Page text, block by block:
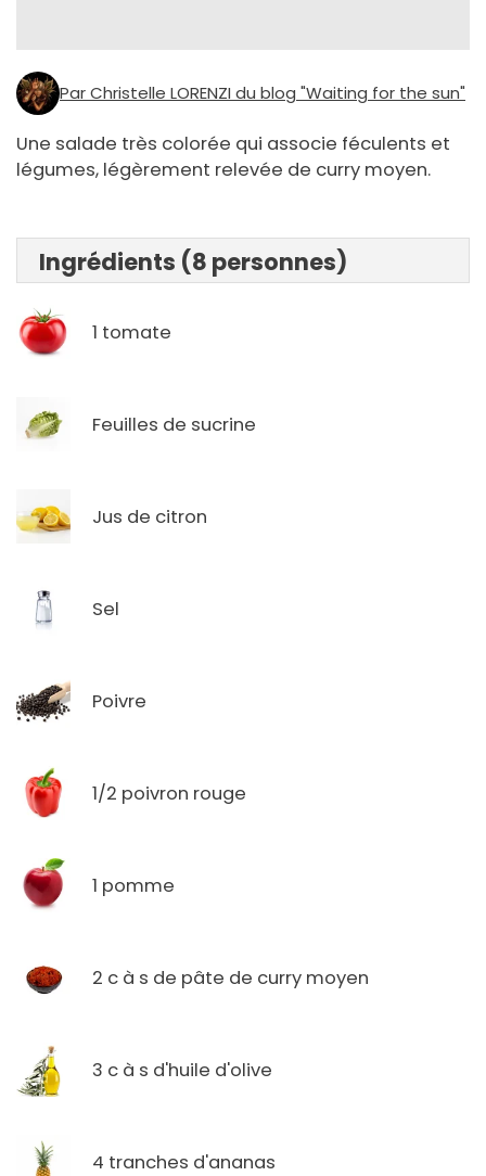
Par Christelle LORENZI du blog "Waiting for the sun"
Une salade très colorée qui associe féculents et
légumes, légèrement relevée de curry moyen.
Ingrédients (8 personnes)
1 tomate
Feuilles de sucrine
Jus de citron
Sel
Poivre
1/2 poivron rouge
1 pomme
2 c à s de pâte de curry moyen
3 c à s d'huile d'olive
4 tranches d'ananas